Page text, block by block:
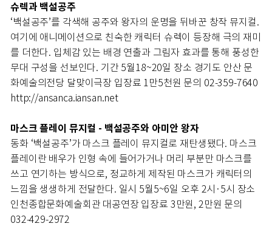
슈렉과 백설공주
‘백설공주’를 각색해 공주와 왕자의 운명을 뒤바꾼 창작 뮤지컬.
여기에 애니메이션으로 친숙한 캐릭터 슈렉이 등장해 극의 재미
를 더한다. 입체감 있는 배경 연출과 그림자 효과를 통해 풍성한
무대 구성을 선보인다. 기간 5월18~20일 장소 경기도 안산 문
화예술의전당 달맞이극장 입장료 1만5천원 문의 02-359-7640
http://ansanca.iansan.net
마스크 플레이 뮤지컬 - 백설공주와 아미안 왕자
동화 ‘백설공주’가 마스크 플레이 뮤지컬로 재탄생됐다. 마스크
플레이란 배우가 인형 속에 들어가거나 머리 부분만 마스크를
쓰고 연기하는 방식으로, 정교하게 제작된 마스크가 캐릭터의
느낌을 생생하게 전달한다. 일시 5월5~6일 오후 2시·5시 장소
인천종합문화예술회관 대공연장 입장료 3만원, 2만원 문의
032-429-2972